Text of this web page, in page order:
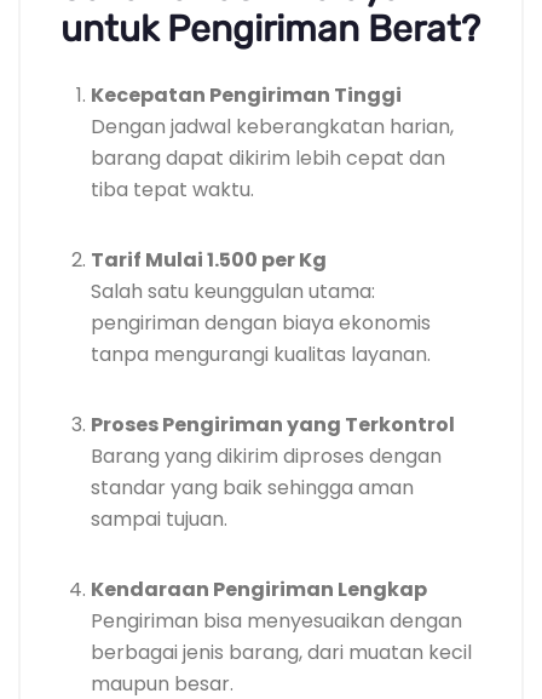
untuk Pengiriman Berat?
Kecepatan Pengiriman Tinggi
Dengan jadwal keberangkatan harian,
barang dapat dikirim lebih cepat dan
tiba tepat waktu.
Tarif Mulai 1.500 per Kg
Salah satu keunggulan utama:
pengiriman dengan biaya ekonomis
tanpa mengurangi kualitas layanan.
Proses Pengiriman yang Terkontrol
Barang yang dikirim diproses dengan
standar yang baik sehingga aman
sampai tujuan.
Kendaraan Pengiriman Lengkap
Pengiriman bisa menyesuaikan dengan
berbagai jenis barang, dari muatan kecil
maupun besar.